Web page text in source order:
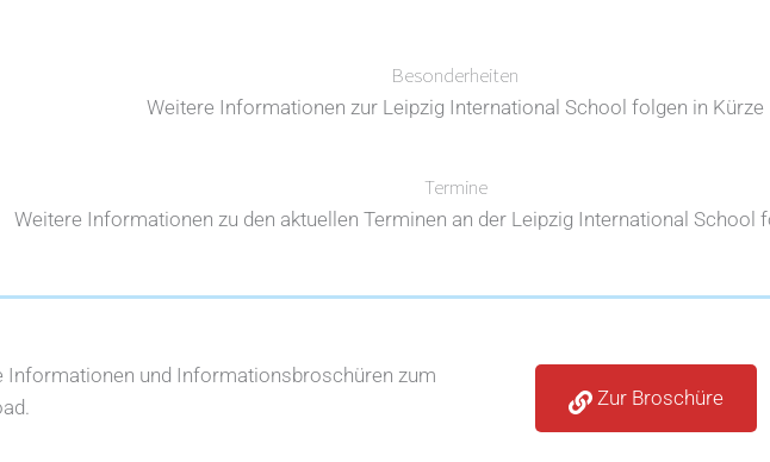
Besonderheiten
Weitere Informationen zur Leipzig International School folgen in Kürze
Termine
Weitere Informationen zu den aktuellen Terminen an der Leipzig International School
Informationen und Informationsbroschüren zum
Zur Broschüre